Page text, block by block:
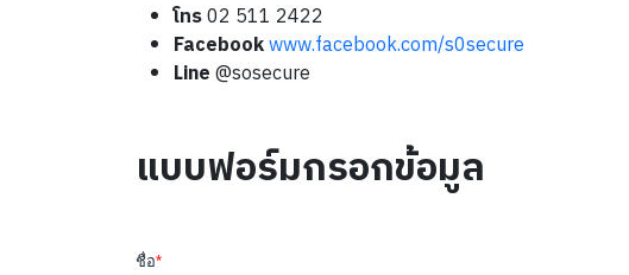
โทร02 511 2422
Facebookwww.facebook.com/s0secure
Line@sosecure
แบบฟอร์มกรอกข้อมูล